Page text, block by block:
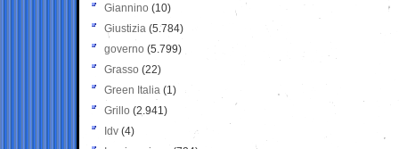
Giannino (10)
Giustizia (5.784)
governo (5.799)
Grasso (22)
Green Italia (1)
Grillo (2.941)
Idv (4)